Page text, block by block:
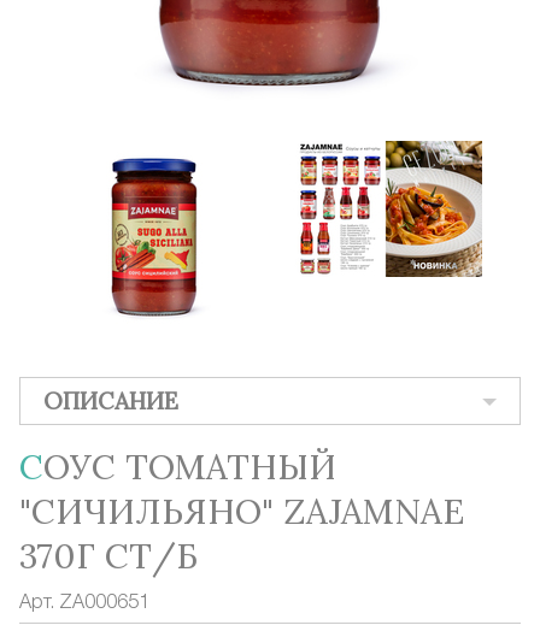
ОПИСАНИЕ
СОУС ТОМАТНЫЙ
"СИЧИЛЬЯНО" ZAJAMNAE
370Г СТ/Б
Арт. ZA000651